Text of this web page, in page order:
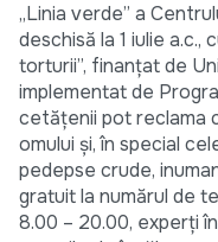
„Linia verde” a
deschisă la 1 iulie
torturii”, finanţat de
implementat de
cetăţenii pot reclama
omului şi, în special
pedepse crude,
gratuit la numărul de
8.00 – 20.00, experţi